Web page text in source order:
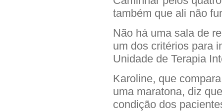
também que ali não
Não há uma sala de
um dos critérios para
Unidade de Terapia
Karoline, que
uma maratona, diz
condição dos